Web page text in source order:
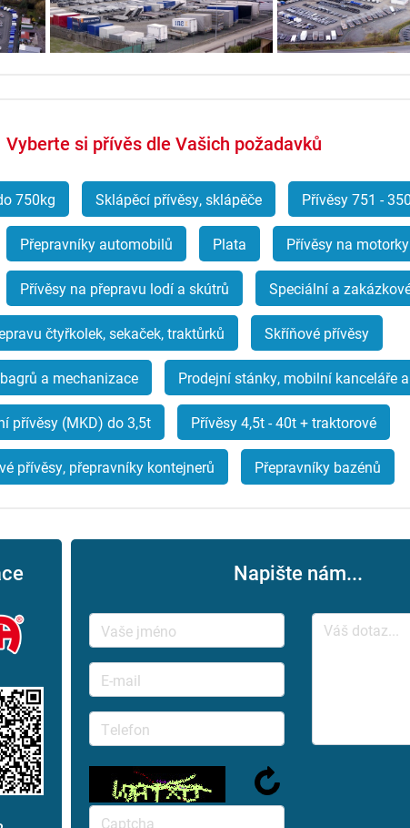
Vyberte si přívěs dle Vašich požadavků
750kg Sklápěcí přívěsy, sklápěče Přívěsy 751 -
Přepravníky automobilů Plata Přívěsy na
Přívěsy na přepravu lodí a skútrů Speciální a
čtyřkolek, sekaček, traktůrků Skříňové přívěsy
a mechanizace Prodejní stánky, mobilní kanceláře
přívěsy (MKD) do 3,5t Přívěsy 4,5t - 40t + traktorové
přívěsy, přepravníky kontejnerů Přepravníky bazénů
Napište nám...